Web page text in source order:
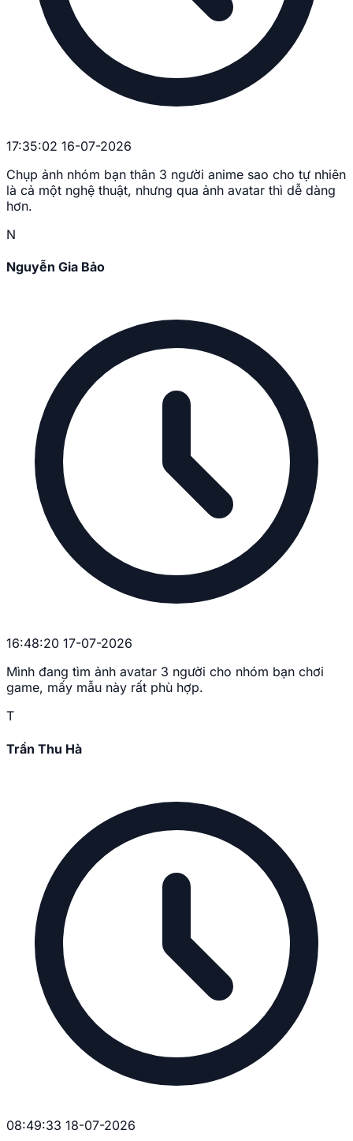
17:35:02 16-07-2026
Chụp ảnh nhóm bạn thân 3 người anime sao cho tự nhiên
là cả một nghệ thuật, nhưng qua ảnh avatar thì dễ dàng
hơn.
N
Nguyễn Gia Bảo
16:48:20 17-07-2026
Mình đang tìm ảnh avatar 3 người cho nhóm bạn chơi
game, mấy mẫu này rất phù hợp.
T
Trần Thu Hà
08:49:33 18-07-2026